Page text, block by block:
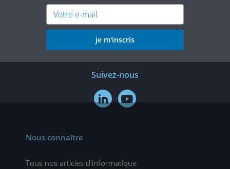
je m'inscris
Suivez-nous
 
Nous connaître
Tous nos articles d'informatique